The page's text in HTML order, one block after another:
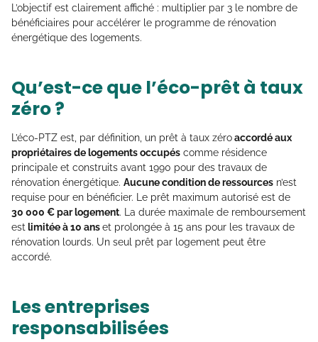
L’objectif est clairement affiché : multiplier par 3 le nombre de
bénéficiaires pour accélérer le programme de rénovation
énergétique des logements.
Qu’est-ce que l’éco-prêt à taux
zéro ?
L’éco-PTZ est, par définition, un prêt à taux zéroaccordé aux
propriétaires de logements occupés comme résidence
principale et construits avant 1990 pour des travaux de
rénovation énergétique. Aucune condition de ressources n’est
requise pour en bénéficier. Le prêt maximum autorisé est de
30 000 € par logement. La durée maximale de remboursement
estlimitée à 10 anset prolongée à 15 ans pour les travaux de
rénovation lourds. Un seul prêt par logement peut être
accordé.
Les entreprises
responsabilisées